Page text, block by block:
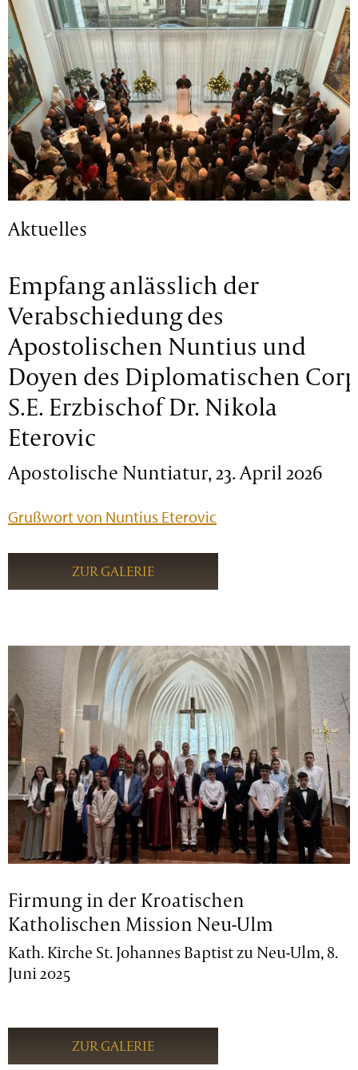
Aktuelles
Empfang anlässlich der
Verabschiedung des
Apostolischen Nuntius und
Doyen des Diplomatischen
S.E. Erzbischof Dr. Nikola
Eterovic
Apostolische Nuntiatur, 23. April 2026
Grußwort von Nuntius Eterovic
ZUR GALERIE
Firmung in der Kroatischen
Katholischen Mission Neu-Ulm
Kath. Kirche St. Johannes Baptist zu Neu-Ulm, 8.
Juni 2025
ZUR GALERIE